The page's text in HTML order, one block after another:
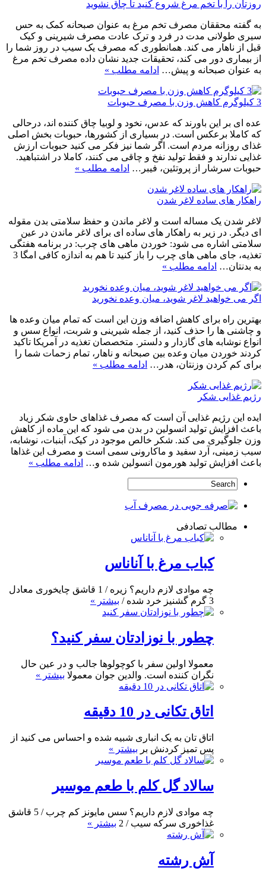
روزتان را با تخم مرغ شروع کنید تا چاق نشوید
به گفته محققان مصرف تخم مرغ به عنوان صبحانه کمک به حس
سیری طولانی مدت در فرد و ترک عادت مصرف شیرینی و کیک
قبل از ناهار می کند. همانطوری که مصرف یک سیب در روز شما را
از بیماری دور می کند، تحقیقات جدید نشان داده مصرف تخم مرغ
به عنوان صبحانه و پیش… ادامه مطلب »
3 کیلوگرم کاهش وزن با مصرف حبوبات
عده ای بر این باورند که عدس، نخود و لوبیا چاق کننده اند، درحالی
که کاملا برعکس است. در بسیاری از کشورها، حبوبات بخش اصلی
غذای روزانه مردم است. اگر شما نیز فکر می کنید حبوبات ارزش
غذایی ندارند و فقط تولید نفخ و چاقی می کنند، کاملا در اشتباهید.
حبوبات سرشار از پروتئین، فیبر… ادامه مطلب »
راهکار های ساده لاغر شدن
لاغر شدن یک مساله است و لاغر ماندن و حفظ سلامتی بدن مقوله
ای دیگر. در زیر به راهکار های ساده ای برای لاغر ماندن در عین
سلامتی اشاره می شود: خوردن ماهی های چرب: در برنامه هفتگی
تغذیه، جای ماهی های چرب را باز کنید تا هم به اندازه کافی امگا 3
به بدنتان… ادامه مطلب »
اگر می خواهید لاغر شوید، میان وعده نخورید
بهترین راه برای کاهش اضافه وزن این است که تمام میان وعده ها
و چاشنی ها را حذف کنید، از جمله شیرینی و شربت، انواع سس و
انواع نوشابه های گازدار و دلستر. متخصصان تغذیه در آمریکا تاکید
کردند خوردن میان وعده بین صبحانه و ناهار، تمام زحمات شما را
برای کم کردن وزنتان، هدر… ادامه مطلب »
رژیم غذایى شکر
ایده این رژیم غذایى آن است که مصرف غذاهاى حاوى شکر زیاد
باعث افزایش تولید انسولین در بدن مى شود که این ماده از کاهش
وزن جلوگیرى مى کند. شکر خالص موجود در کیک، آبنبات، نوشابه،
سیب زمینى، آرد سفید و ماکارونى سمى است و مصرف این غذاها
باعث افزایش تولید هورمون انسولین شده و… ادامه مطلب »
مطالب تصادفی
کباب مرغ با آناناس
چه موادی لازم داریم؟ زیره / 1 قاشق چایخوری معادل
3 گرم گشنیز خرد شده /
بیشتر »
چطور با نوزادتان سفر کنید؟
معمولا اولین سفر با کوچولوها جالب و در عین حال
نگران کننده است. والدین جوان معمولا بیشتر »
اتاق تکانی در 10 دقیقه
اتاق تان به یک انباری شبیه شده و احساس می کنید از
پس تمیز کردنش بر بیشتر »
سالاد گل کلم با طعم موسیر
چه موادی لازم داریم؟ سس مایونز کم چرب / 5 قاشق
غذاخوری سرکه سیب / 2
بیشتر »
آش رشته